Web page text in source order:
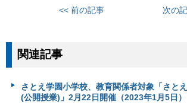
<< 前の記事 次の
関連記事
さとえ学園小学校、教育関係者対象「さと
(公開授業)」2月22日開催（2023年1月5日）